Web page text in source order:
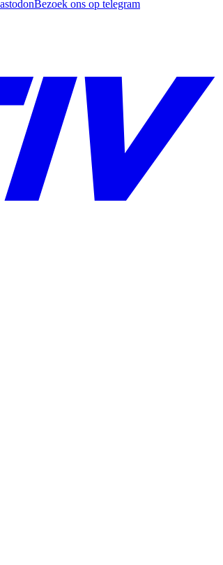
Bezoek ons op telegram